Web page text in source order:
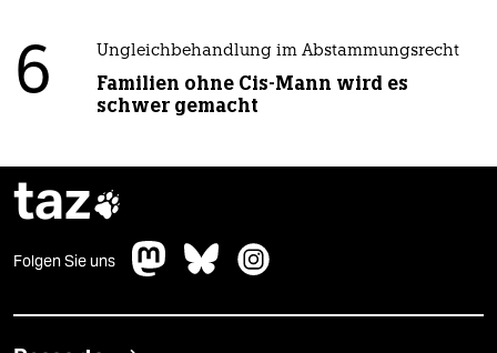
6 Ungleichbehandlung im Abstammungsrecht
Familien ohne Cis-Mann wird es
schwer gemacht
taz
Folgen Sie uns